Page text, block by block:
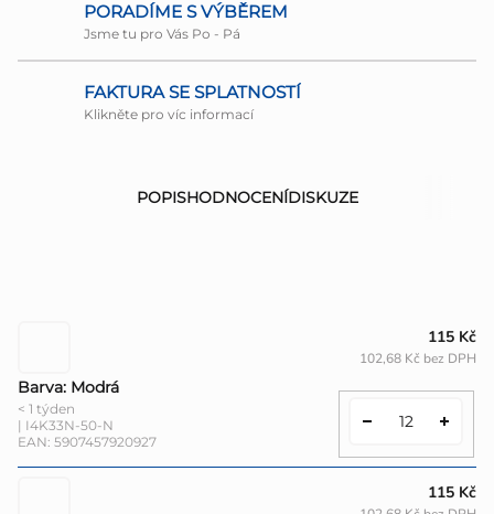
PORADÍME S VÝBĚREM
Jsme tu pro Vás Po - Pá
FAKTURA SE SPLATNOSTÍ
Klikněte pro víc informací
POPISHODNOCENÍDISKUZE
Barva: Modrá
< 1 týden
| I4K33N-50-N
EAN: 5907457920927
115 Kč
102,68 Kč bez DPH
115 Kč